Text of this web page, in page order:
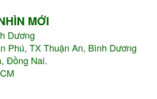
MỚI
Dương
Phú, TX Thuận An, Bình Dương
Đồng Nai.